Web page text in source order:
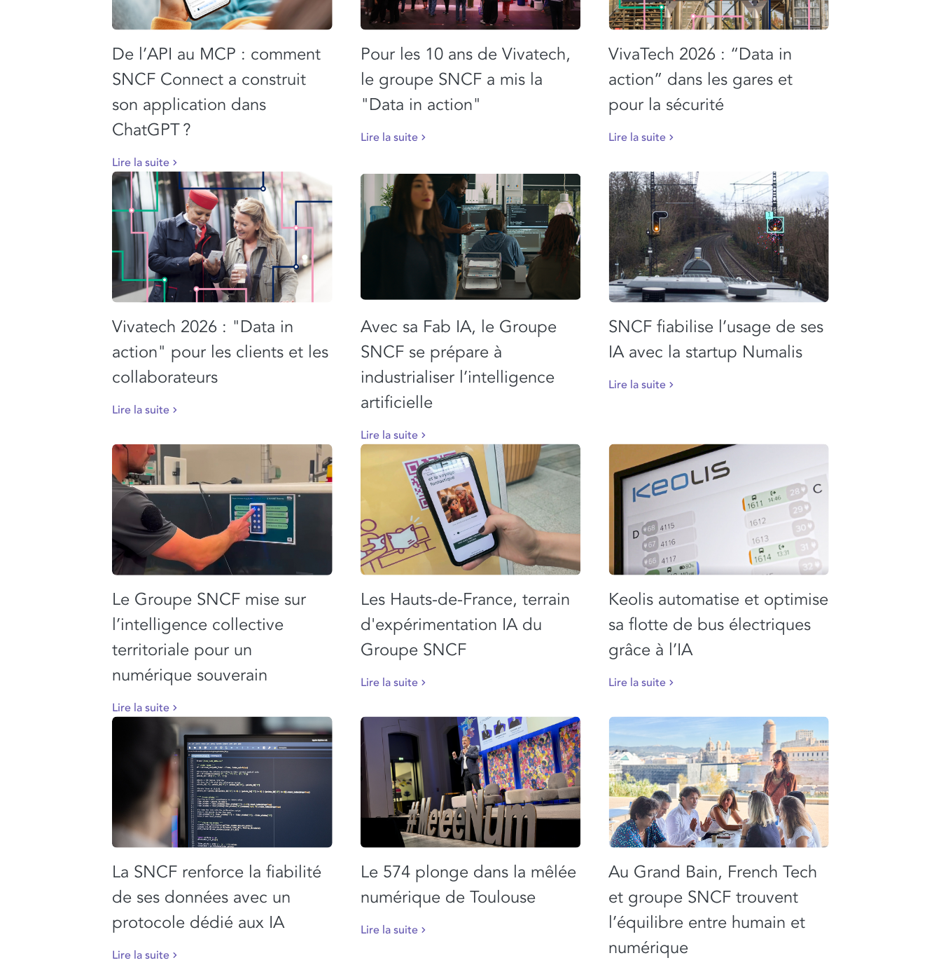
De l’API au MCP : comment
SNCF Connect a construit
son application dans
ChatGPT ?
Lire la suite
Pour les 10 ans de Vivatech,
le groupe SNCF a mis la
"Data in action"
Lire la suite
VivaTech 2026 : “Data in
action” dans les gares et
pour la sécurité
Lire la suite
Vivatech 2026 : "Data in
action" pour les clients et les
collaborateurs
Lire la suite
Avec sa Fab IA, le Groupe
SNCF se prépare à
industrialiser l’intelligence
artificielle
Lire la suite
SNCF fiabilise l’usage de ses
IA avec la startup Numalis
Lire la suite
Le Groupe SNCF mise sur
l’intelligence collective
territoriale pour un
numérique souverain
Lire la suite
Les Hauts-de-France, terrain
d'expérimentation IA du
Groupe SNCF
Lire la suite
Keolis automatise et optimise
sa flotte de bus électriques
grâce à l’IA
Lire la suite
La SNCF renforce la fiabilité
de ses données avec un
protocole dédié aux IA
Lire la suite
Le 574 plonge dans la mêlée
numérique de Toulouse
Lire la suite
Au Grand Bain, French Tech
et groupe SNCF trouvent
l’équilibre entre humain et
numérique